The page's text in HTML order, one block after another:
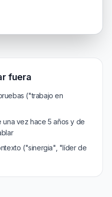
fuera
("trabajo en
una vez hace 5 años y de
("sinergia", "líder de